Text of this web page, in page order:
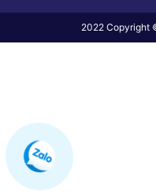
2022 Copyright